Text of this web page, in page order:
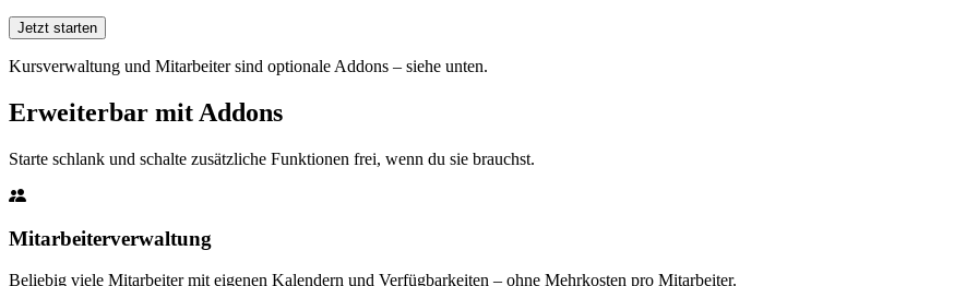
Jetzt starten
Kursverwaltung und Mitarbeiter sind optionale Addons – siehe unten.
Erweiterbar mit Addons
Starte schlank und schalte zusätzliche Funktionen frei, wenn du sie brauchst.
Mitarbeiterverwaltung
Beliebig viele Mitarbeiter mit eigenen Kalendern und Verfügbarkeiten – ohne Mehrkosten pro Mitarbeiter.